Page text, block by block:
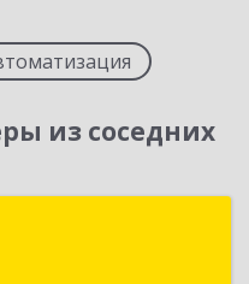
из соседних